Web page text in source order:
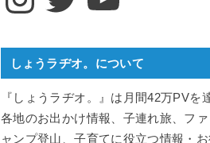
しょうラヂオ。について
『しょうラヂオ。』は月間42万PVを
各地のお出かけ情報、子連れ旅、ファ
ャンプ登山、子育てに役立つ情報・